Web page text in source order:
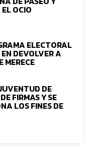
OCIO
ELECTORAL
DEVOLVER A
MERECE
DE
FIRMAS Y SE
LOS FINES DE